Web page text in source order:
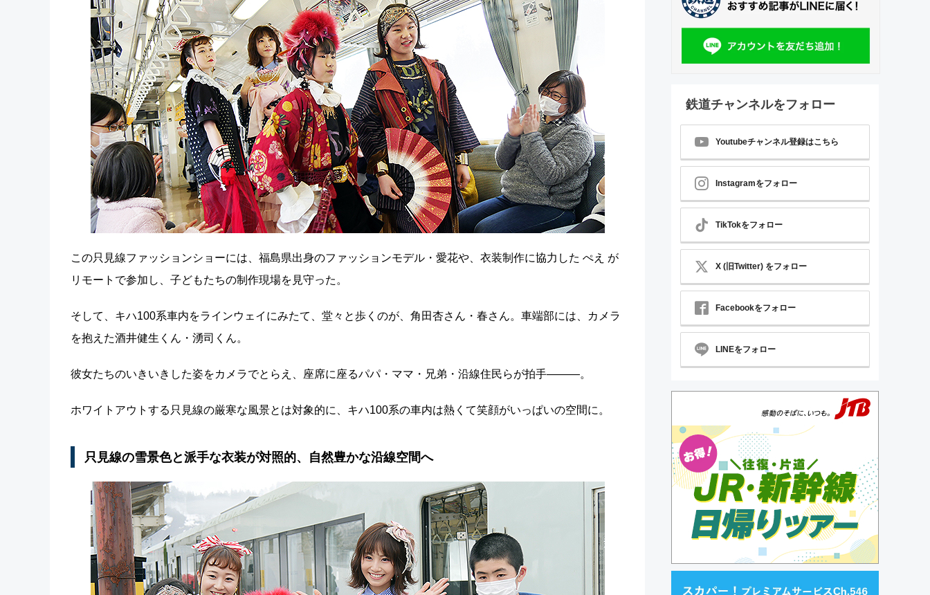
この只見線ファッションショーには、福島県出身のファッションモデル・愛花や、衣装制作に協力した ぺえ が
リモートで参加し、子どもたちの制作現場を見守った。
そして、キハ100系車内をラインウェイにみたて、堂々と歩くのが、角田杏さん・春さん。車端部には、カメラ
を抱えた酒井健生くん・湧司くん。
彼女たちのいきいきした姿をカメラでとらえ、座席に座るパパ・ママ・兄弟・沿線住民らが拍手―――。
ホワイトアウトする只見線の厳寒な風景とは対象的に、キハ100系の車内は熱くて笑顔がいっぱいの空間に。
只見線の雪景色と派手な衣装が対照的、自然豊かな沿線空間へ
鉄道チャンネルをフォロー
Youtubeチャンネル登録はこちら
Instagramをフォロー
TikTokをフォロー
X (旧Twitter) をフォロー
Facebookをフォロー
LINEをフォロー